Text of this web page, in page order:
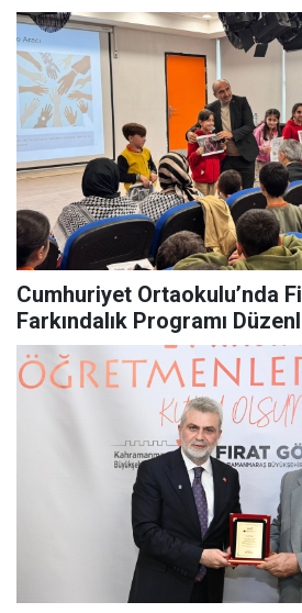
Cumhuriyet Ortaokulu’nda
Farkındalık Programı